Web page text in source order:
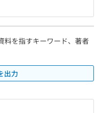
料を指すキーワード、著者
出力